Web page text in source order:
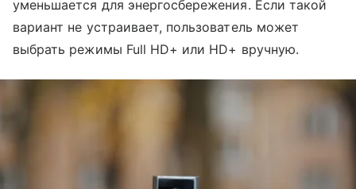
уменьшается для энергосбережения. Если такой
вариант не устраивает, пользователь может
выбрать режимы Full HD+ или HD+ вручную.